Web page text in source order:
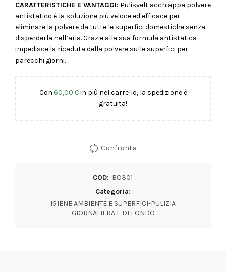
CARATTERISTICHE E VANTAGGI: Pulisvelt acchiappa polvere
antistatico è la soluzione più veloce ed efficace per
eliminare la polvere da tutte le superfici domestiche senza
disperderla nell’aria. Grazie alla sua formula antistatica
impedisce la ricaduta della polvere sulle superfici per
parecchi giorni.
Con 60,00 €in più nel carrello, la spedizione è
gratuita!
Confronta
COD: BO301
Categoria:
IGIENE AMBIENTE E SUPERFICI-PULIZIA
GIORNALIERA E DI FONDO